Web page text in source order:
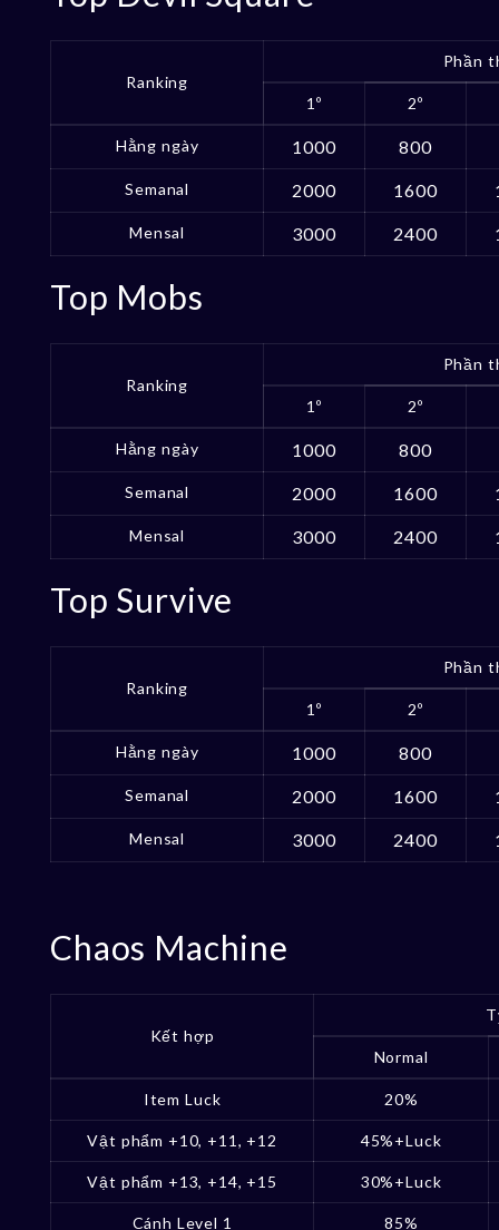
Ranking
Phần
1º 2º
Hằng ngày 1000 800
Semanal 2000 1600
Mensal 3000 2400
Top Mobs
Ranking
Phần
1º 2º
Hằng ngày 1000 800
Semanal 2000 1600
Mensal 3000 2400
Top Survive
Ranking
Phần
1º 2º
Hằng ngày 1000 800
Semanal 2000 1600
Mensal 3000 2400
Chaos Machine
Kết hợp
Normal
Item Luck 20%
Vật phẩm +10, +11, +12 45%+Luck
Vật phẩm +13, +14, +15 30%+Luck
Cánh Level 1 85%